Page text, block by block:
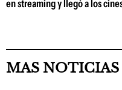
en streaming y llegó a los
MAS